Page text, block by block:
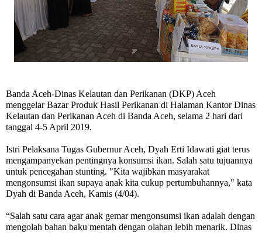
Banda Aceh-Dinas Kelautan dan Perikanan (DKP) Aceh
menggelar Bazar Produk Hasil Perikanan di Halaman Kantor Dinas
Kelautan dan Perikanan Aceh di Banda Aceh, selama 2 hari dari
tanggal 4-5 April 2019.
Istri Pelaksana Tugas Gubernur Aceh, Dyah Erti Idawati giat terus
mengampanyekan pentingnya konsumsi ikan. Salah satu tujuannya
untuk pencegahan stunting. "Kita wajibkan masyarakat
mengonsumsi ikan supaya anak kita cukup pertumbuhannya," kata
Dyah di Banda Aceh, Kamis (4/04).
“Salah satu cara agar anak gemar mengonsumsi ikan adalah dengan
mengolah bahan baku mentah dengan olahan lebih menarik. Dinas